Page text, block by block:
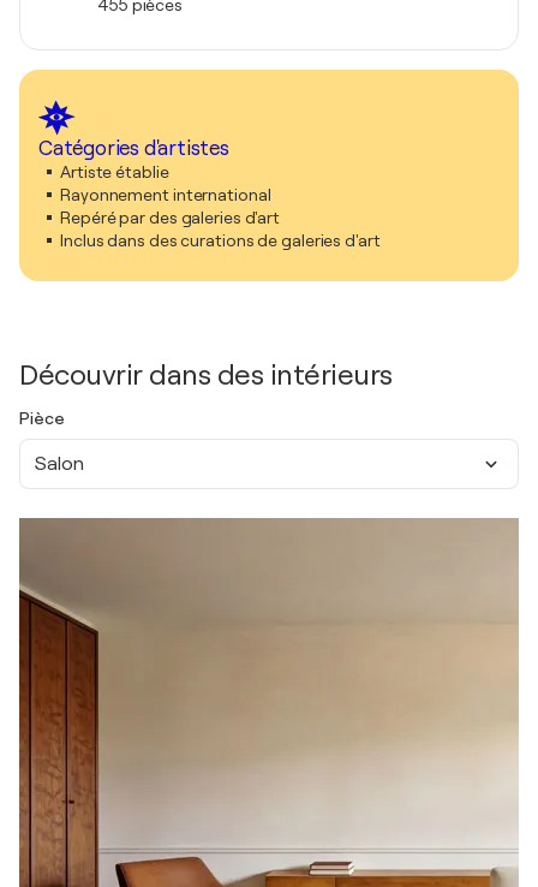
455 pièces
Catégories d'artistes
Artiste établie
Rayonnement international
Repéré par des galeries d'art
Inclus dans des curations de galeries d'art
Découvrir dans des intérieurs
Pièce
Salon